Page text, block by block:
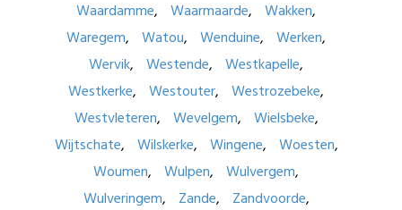
Waardamme
Waarmaarde
Wakken
Waregem
Watou Wenduine
Werken
Wervik
Westende
Westkapelle
Westkerke
Westouter
Westrozebeke
Westvleteren
Wevelgem
Wielsbeke
Wijtschate
Wilskerke Wingene
Woesten
Woumen
Wulpen
Wulvergem
Wulveringem
Zande
Zandvoorde